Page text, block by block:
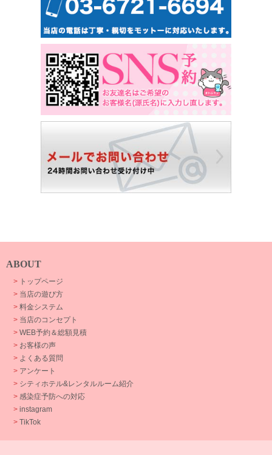
ABOUT
> トップページ
> 当店の遊び方
> 料金システム
> 当店のコンセプト
> WEB予約＆総額見積
> お客様の声
> よくある質問
> アンケート
> シティホテル&レンタルルーム紹介
> 感染症予防への対応
> instagram
> TikTok